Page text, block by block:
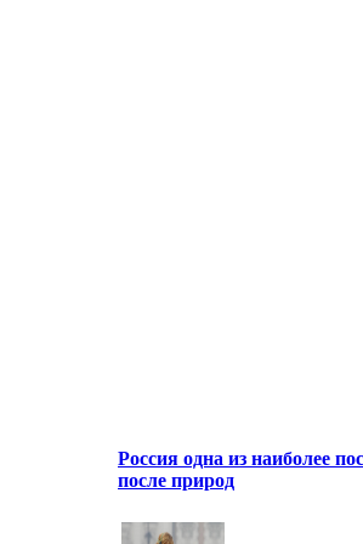
Россия одна из наиболее
после природ